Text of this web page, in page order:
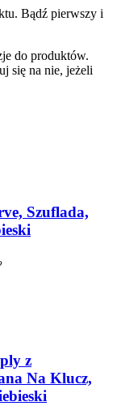
Bądź pierwszy i
do produktów.
się na nie, jeżeli
Szuflada,
z
Na Klucz,